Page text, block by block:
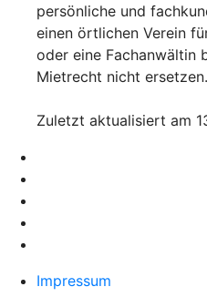
persönliche und
einen örtlichen Verein
oder eine Fachanwältin
Mietrecht nicht ersetzen.
Zuletzt aktualisiert am
Impressum